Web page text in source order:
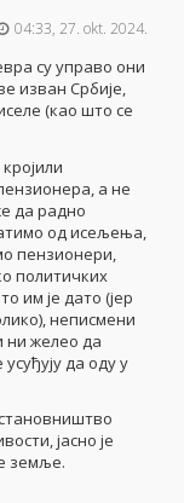
04:33, 27. okt. 2024.
су управо они
изван Србије,
(као што се
а не
да радно
од исељења,
пензионери,
политичких
им је дато (јер
неписмени
ни желео да
да оду у
јасно је
земље.